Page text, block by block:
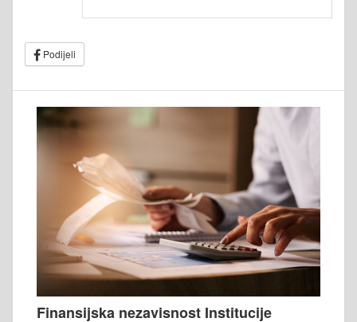
Podijeli
Finansijska nezavisnost Institucije